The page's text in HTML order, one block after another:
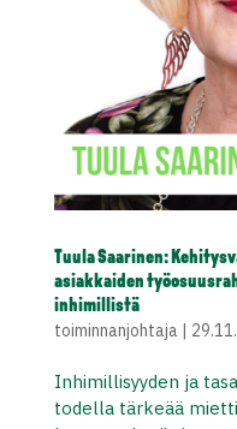
Tuula Saarinen:
asiakkaiden
inhimillistä
toiminnanjohtaja |
Inhimillisyyden ja
todella tärkeää